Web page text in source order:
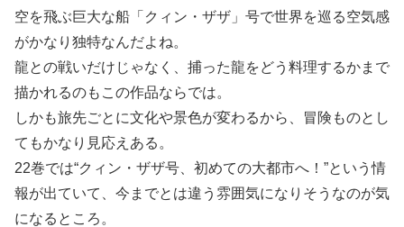
空を飛ぶ巨大な船「クィン・ザザ」号で世界を巡る空気感
がかなり独特なんだよね。
龍との戦いだけじゃなく、捕った龍をどう料理するかまで
描かれるのもこの作品ならでは。
しかも旅先ごとに文化や景色が変わるから、冒険ものとし
てもかなり見応えある。
22巻では“クィン・ザザ号、初めての大都市へ！”という情
報が出ていて、今までとは違う雰囲気になりそうなのが気
になるところ。